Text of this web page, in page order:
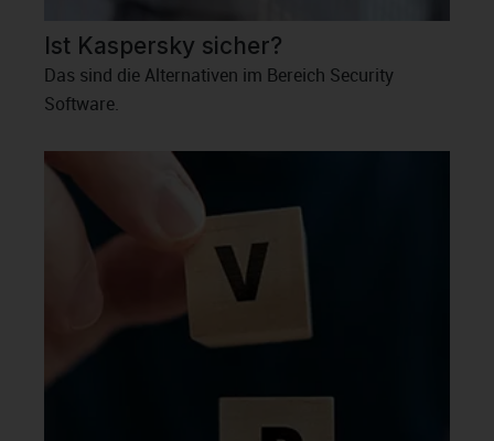
Ist Kaspersky sicher?
Das sind die Alternativen im Bereich Security
Software.